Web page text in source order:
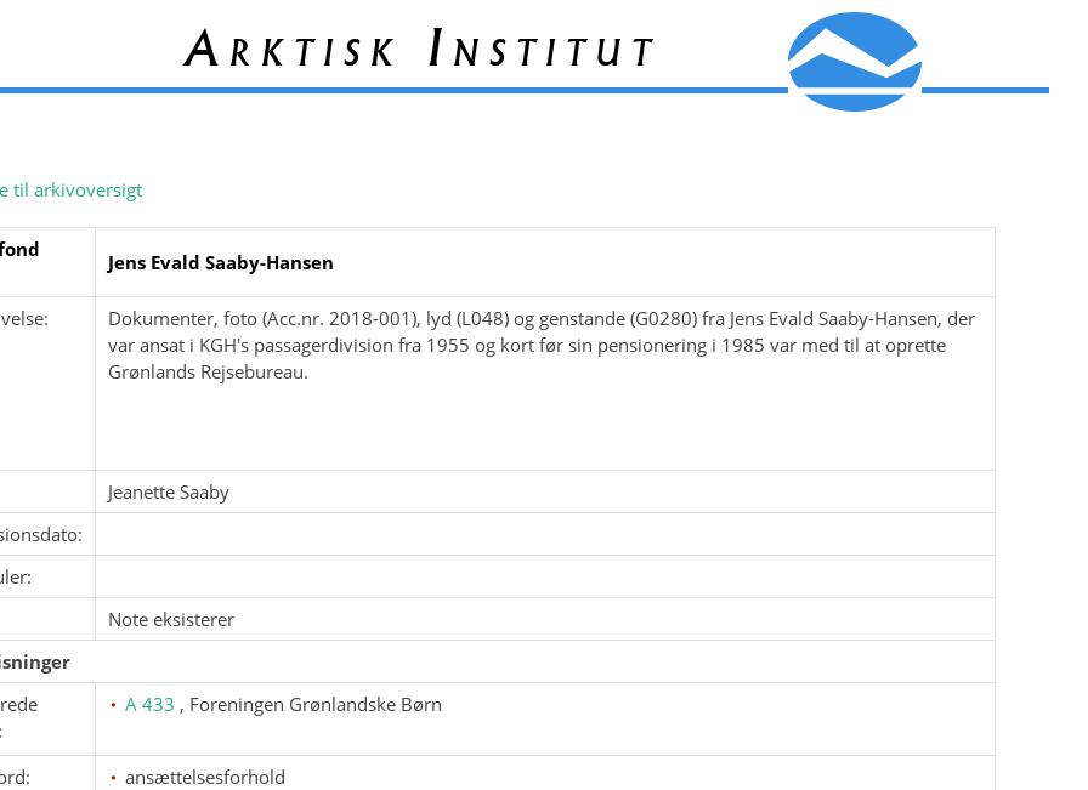
Arktisk Institut
til arkivoversigt
Jens Evald Saaby-Hansen
Dokumenter, foto (Acc.nr. 2018-001), lyd (L048) og genstande (G0280) fra Jens Evald Saaby-Hansen, der
var ansat i KGH's passagerdivision fra 1955 og kort før sin pensionering i 1985 var med til at oprette
Grønlands Rejsebureau.
Jeanette Saaby
Note eksisterer
A 433 , Foreningen Grønlandske Børn
ansættelsesforhold